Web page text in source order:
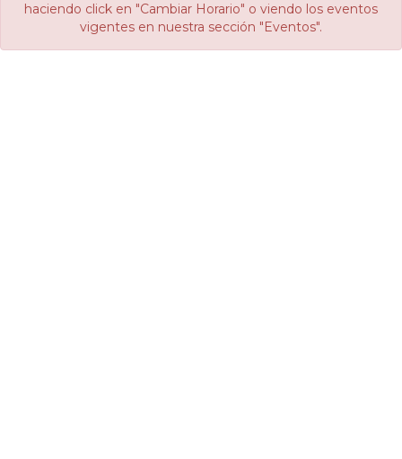
haciendo click en "Cambiar Horario" o viendo los eventos
vigentes en nuestra sección "Eventos".